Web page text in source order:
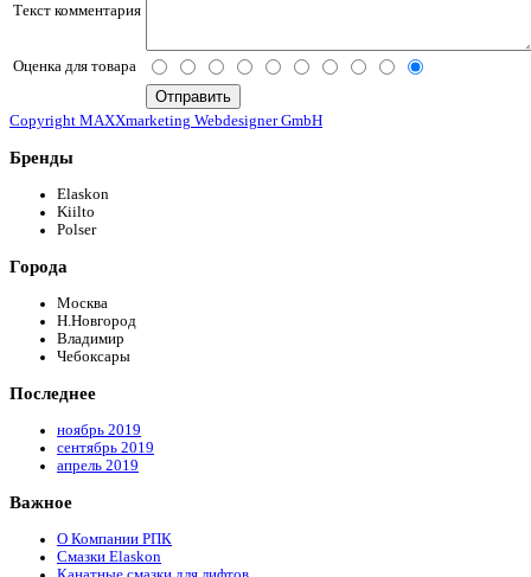
Текст комментария
Оценка для товара
Copyright MAXXmarketing Webdesigner GmbH
Бренды
Elaskon
Kiilto
Polser
Города
Москва
Н.Новгород
Владимир
Чебоксары
Последнее
ноябрь 2019
сентябрь 2019
апрель 2019
Важное
О Компании РПК
Смазки Elaskon